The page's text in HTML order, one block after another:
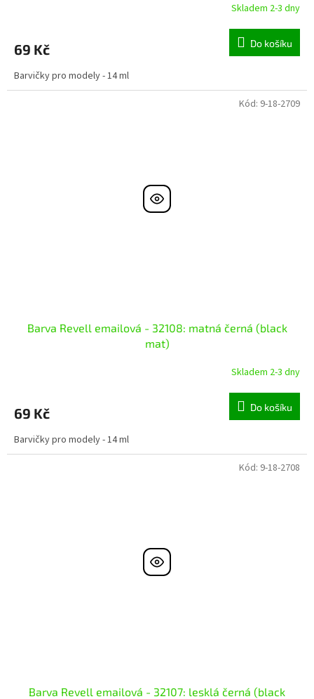
Skladem 2-3 dny
69 Kč Do košíku
Barvičky pro modely - 14 ml
Barva Revell emailová - 32108: matná černá (black
mat)
Skladem 2-3 dny
69 Kč Do košíku
Barvičky pro modely - 14 ml
Kód: 9-18-2709
Barva Revell emailová - 32107: lesklá černá (black
Kód: 9-18-2708